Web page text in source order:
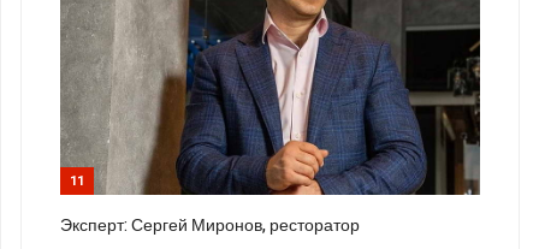
11
Эксперт: Сергей Миронов, ресторатор